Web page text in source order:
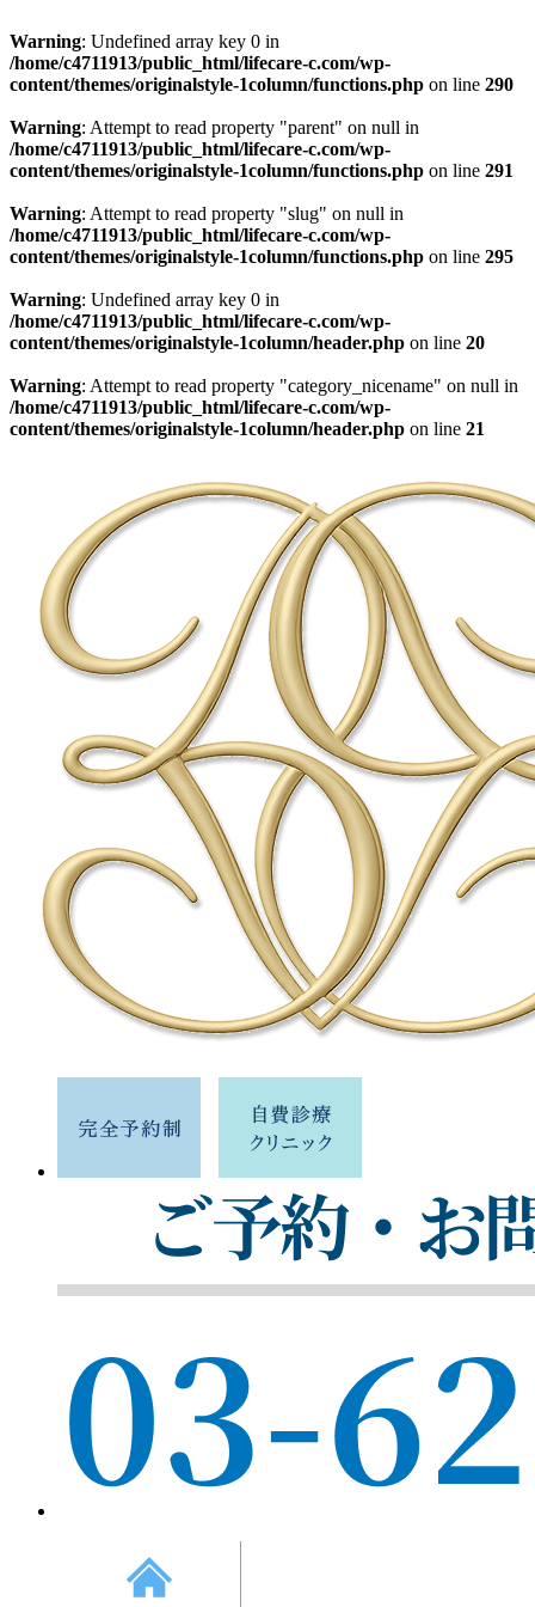
Warning: Undefined array key 0 in
/home/c4711913/public_html/lifecare-c.com/wp-
content/themes/originalstyle-1column/functions.php on line 290
Warning: Attempt to read property "parent" on null in
/home/c4711913/public_html/lifecare-c.com/wp-
content/themes/originalstyle-1column/functions.php on line 291
Warning: Attempt to read property "slug" on null in
/home/c4711913/public_html/lifecare-c.com/wp-
content/themes/originalstyle-1column/functions.php on line 295
Warning: Undefined array key 0 in
/home/c4711913/public_html/lifecare-c.com/wp-
content/themes/originalstyle-1column/header.php on line 20
Warning: Attempt to read property "category_nicename" on null in
/home/c4711913/public_html/lifecare-c.com/wp-
content/themes/originalstyle-1column/header.php on line 21